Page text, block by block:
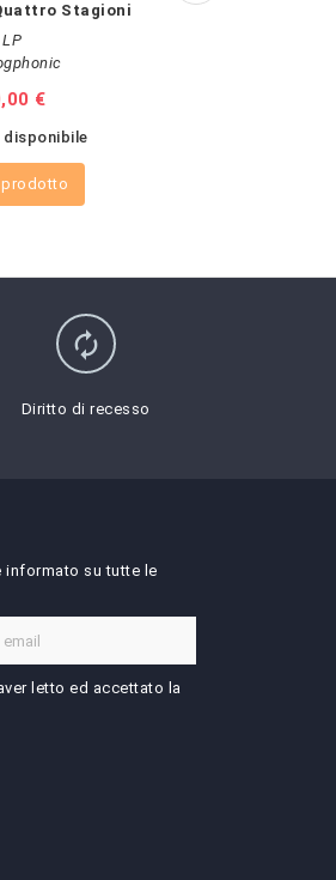
Stagioni
LP
€
disponibile
prodotto
autorenew
Diritto di recesso
informato su tutte le
letto ed accettato la